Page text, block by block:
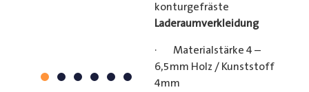
konturgefräste
Laderaumverkleidung
· Materialstärke 4 –
6,5mm Holz / Kunststoff
4mm